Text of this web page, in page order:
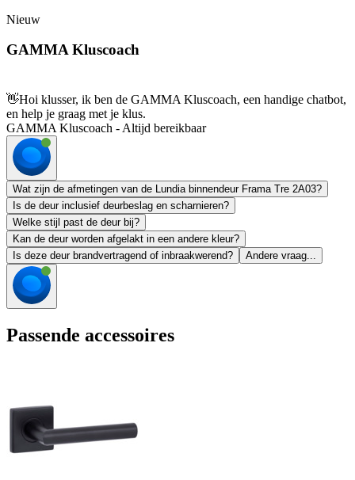
Nieuw
GAMMA Kluscoach
👋Hoi klusser, ik ben de GAMMA Kluscoach, een handige chatbot,
en help je graag met je klus.
GAMMA Kluscoach - Altijd bereikbaar
Wat zijn de afmetingen van de Lundia binnendeur Frama Tre 2A03?
Is de deur inclusief deurbeslag en scharnieren?
Welke stijl past de deur bij?
Kan de deur worden afgelakt in een andere kleur?
Is deze deur brandvertragend of inbraakwerend?
Andere vraag...
Passende accessoires